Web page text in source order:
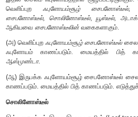
ஹேப்ளோஸ்டீல்
மையத்திலுள்ள சைலம் ஃபுளோயத்தால்
செலாஜினெல்லா.
ஆக்டினோஸ்டீல்
நட்சத்திர வடிவ சைலம்